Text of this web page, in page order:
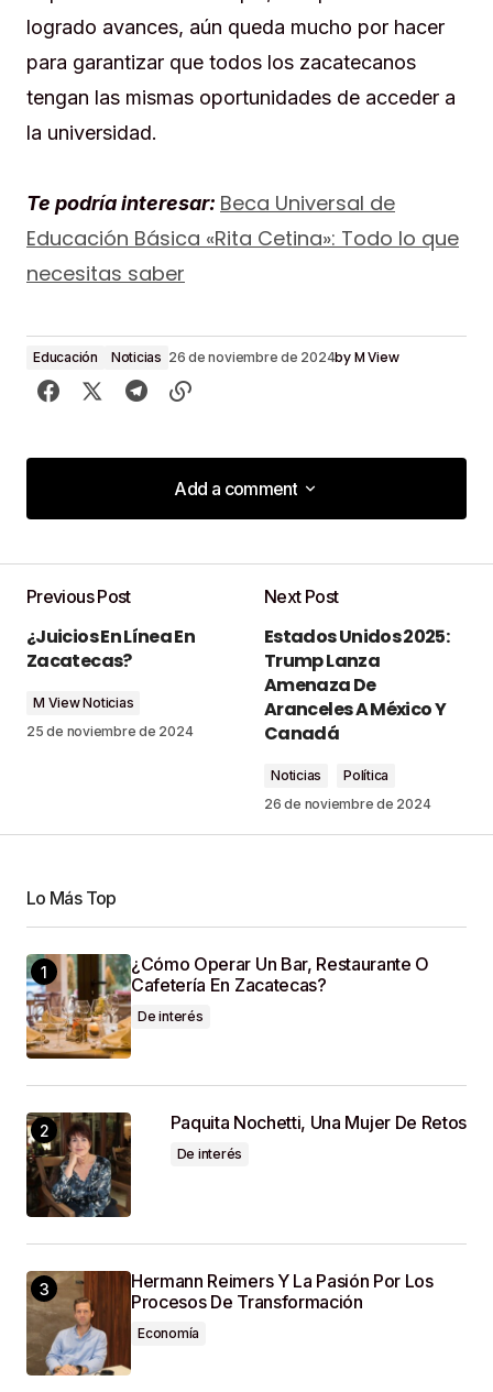
logrado avances, aún queda mucho por hacer
para garantizar que todos los zacatecanos
tengan las mismas oportunidades de acceder a
la universidad.
Te podría interesar: Beca Universal de
Educación Básica «Rita Cetina»: Todo lo que
necesitas saber
Educación Noticias 26 de noviembre de 2024byM View
Add a comment
Add a comment
Tu dirección de correo electrónico no será
publicada. Los campos obligatorios están
marcados con
Comment*
Guardar Mi Nombre, Correo Electrónico Y Sitio
Web En Este Navegador Para La Próxima Vez
Que Haga Un Comentario.
SUBMIT COMMENT
Previous Post
¿Juicios En Línea En
Zacatecas?
M View Noticias
25 de noviembre de 2024
Next Post
Estados Unidos 2025:
Trump Lanza
Amenaza De
Aranceles A México Y
Canadá
Noticias
Política
26 de noviembre de 2024
Lo Más Top
¿Cómo Operar Un Bar, Restaurante O
Cafetería En Zacatecas?
De interés
Paquita Nochetti, Una Mujer De Retos
De interés
Hermann Reimers Y La Pasión Por Los
Procesos De Transformación
Economía